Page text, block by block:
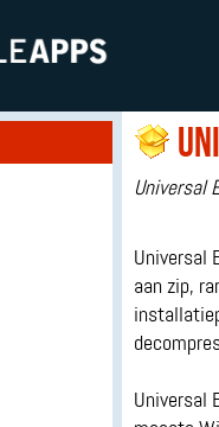
Universal
Universal
aan zip,
Universal